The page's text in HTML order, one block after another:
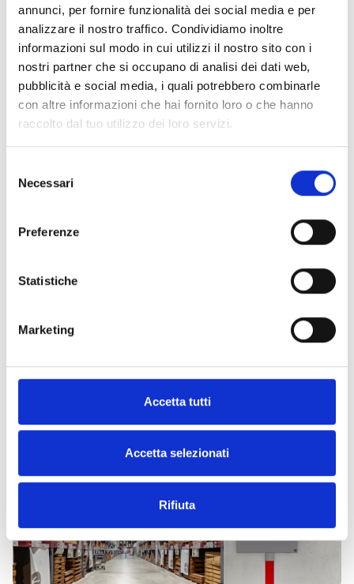
annunci, per fornire funzionalità dei social media e per
analizzare il nostro traffico. Condividiamo inoltre
informazioni sul modo in cui utilizzi il nostro sito con i
nostri partner che si occupano di analisi dei dati web,
pubblicità e social media, i quali potrebbero combinarle
con altre informazioni che hai fornito loro o che hanno
raccolto dal tuo utilizzo dei loro servizi.
delNecessari
Preferenze
Statistiche
Marketing
Accetta tutti
Accetta selezionati
Rifiuta
soluciones inalámbricas y plataformas de supervisión
remota, adoptando una visión integrada de la
seguridad. Una filosofía que responde plenamente a las
necesidades del mercado actual: sistemas cada vez más
completos, interoperables y diseñados para simplificar
forma aún más directa en el diálogo entre los
técnicos y contribuir a la difusión de las mejores
oportunidad para escuchar de cerca las necesidades de
las empresas instaladoras y de mantenimiento,
seguir desarrollando soluciones adaptadas a la realidad